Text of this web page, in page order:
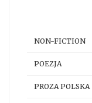
NON-FICTION
POEZJA
PROZA POLSKA